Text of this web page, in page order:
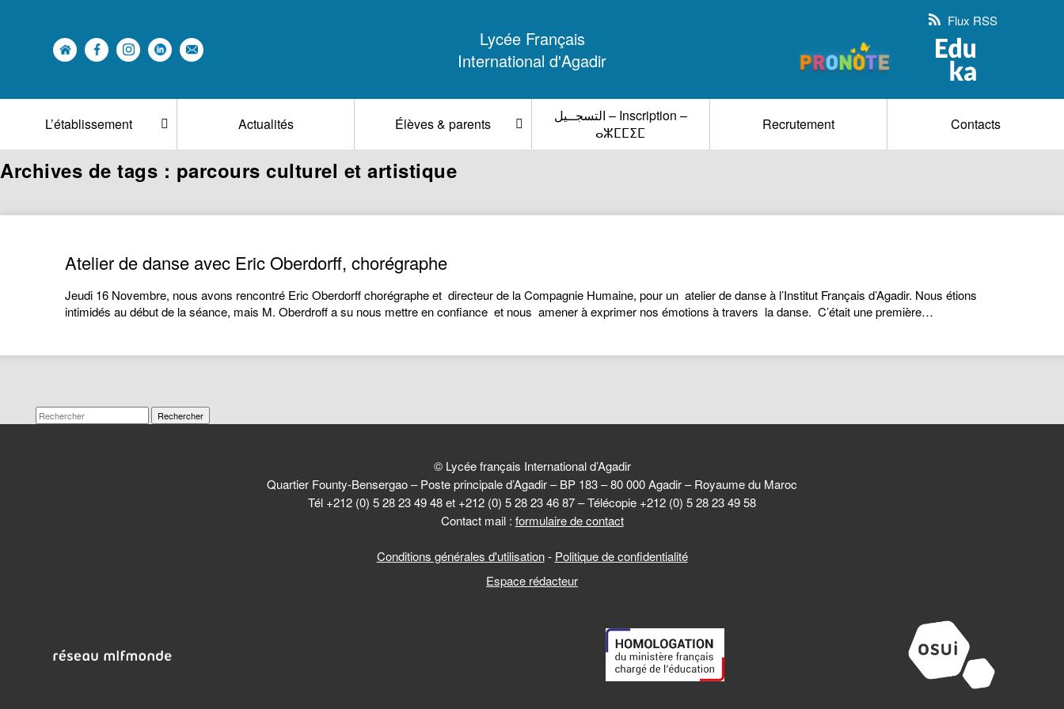
Lycée Français
International d'Agadir
Flux RSS
L’établissement Actualités Élèves & parents
التسجــيل – Inscription –
ⴰⵣⵎⵎⵉⵎ
Recrutement Contacts
Archives de tags : parcours culturel et artistique
Atelier de danse avec Eric Oberdorff, chorégraphe
Jeudi 16 Novembre, nous avons rencontré Eric Oberdorff chorégraphe et directeur de la Compagnie Humaine, pour un atelier de danse à l’Institut Français d’Agadir. Nous étions
intimidés au début de la séance, mais M. Oberdroff a su nous mettre en confiance et nous amener à exprimer nos émotions à travers la danse. C’était une première…
Rechercher
© Lycée français International d’Agadir
Quartier Founty-Bensergao – Poste principale d’Agadir – BP 183 – 80 000 Agadir – Royaume du Maroc
Tél +212 (0) 5 28 23 49 48 et +212 (0) 5 28 23 46 87 – Télécopie +212 (0) 5 28 23 49 58
Contact mail : formulaire de contact
Conditions générales d'utilisation- Politique de confidentialité
Espace rédacteur